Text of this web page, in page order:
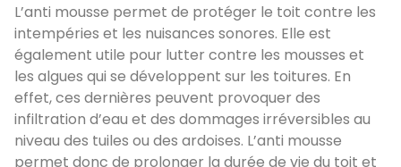
L’anti mousse permet de protéger le toit contre les
intempéries et les nuisances sonores. Elle est
également utile pour lutter contre les mousses et
les algues qui se développent sur les toitures. En
effet, ces dernières peuvent provoquer des
infiltration d’eau et des dommages irréversibles au
niveau des tuiles ou des ardoises. L’anti mousse
permet donc de prolonger la durée de vie du toit et